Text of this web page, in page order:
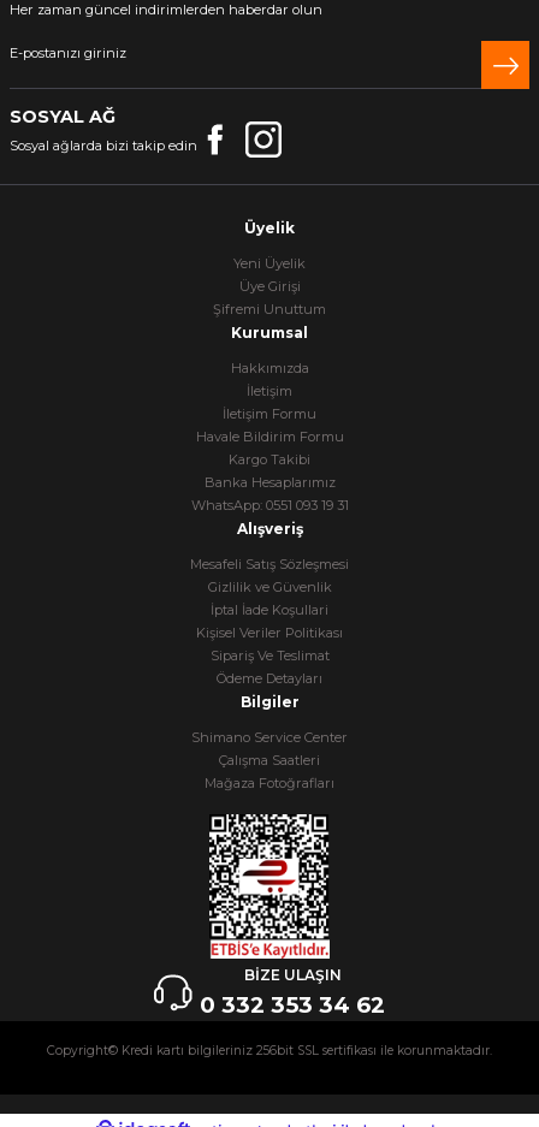
Her zaman güncel indirimlerden haberdar olun
SOSYAL AĞ
Sosyal ağlarda bizi takip edin
Üyelik
Yeni Üyelik
Üye Girişi
Şifremi Unuttum
Kurumsal
Hakkımızda
İletişim
İletişim Formu
Havale Bildirim Formu
Kargo Takibi
Banka Hesaplarımız
WhatsApp: 0551 093 19 31
Alışveriş
Mesafeli Satış Sözleşmesi
Gizlilik ve Güvenlik
İptal İade Koşullari
Kişisel Veriler Politikası
Sipariş Ve Teslimat
Ödeme Detayları
Bilgiler
Shimano Service Center
Çalışma Saatleri
Mağaza Fotoğrafları
BİZE ULAŞIN
0 332 353 34 62
Copyright© Kredi kartı bilgileriniz 256bit SSL sertifikası ile korunmaktadır.